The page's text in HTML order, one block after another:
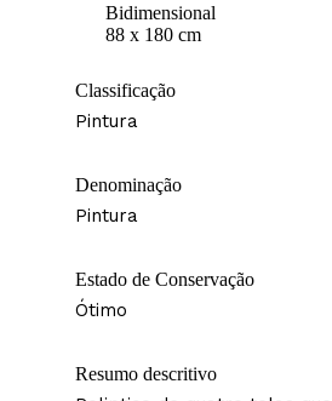
Bidimensional
88 x 180 cm
Classificação
Pintura
Denominação
Pintura
Estado de Conservação
Ótimo
Resumo descritivo